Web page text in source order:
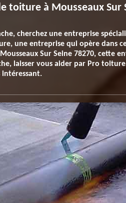
toiture à Mousseaux Sur
cherchez une entreprise
une entreprise qui opère dans
Sur Seine 78270, cette
laisser vous aider par Pro
intéressant.